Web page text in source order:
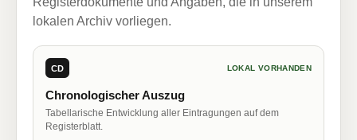
lokalen Archiv vorliegen.
CD LOKAL VORHANDEN
Chronologischer Auszug
Tabellarische Entwicklung aller Eintragungen auf dem
Registerblatt.